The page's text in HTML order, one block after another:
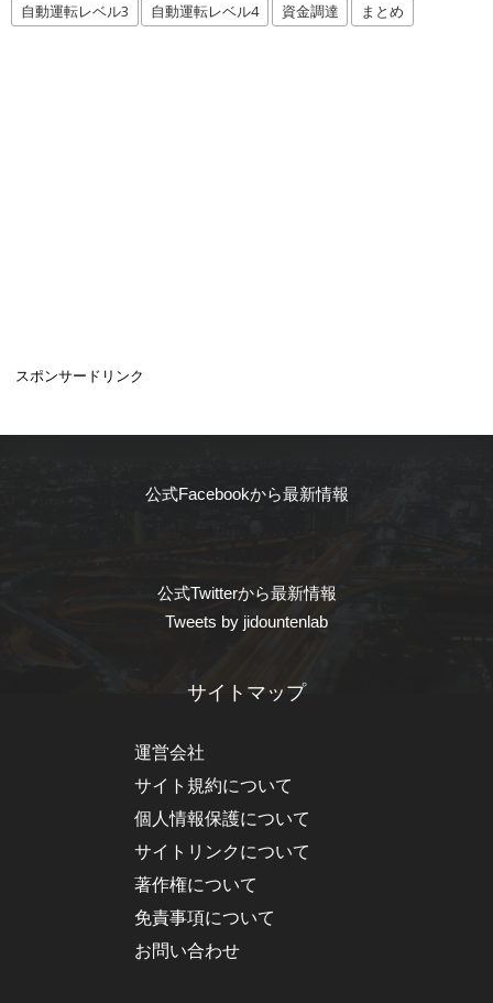
自動運転レベル3 自動運転レベル4 資金調達 まとめ
スポンサードリンク
公式Facebookから最新情報
公式Twitterから最新情報
Tweets by jidountenlab
サイトマップ
運営会社
サイト規約について
個人情報保護について
サイトリンクについて
著作権について
免責事項について
お問い合わせ